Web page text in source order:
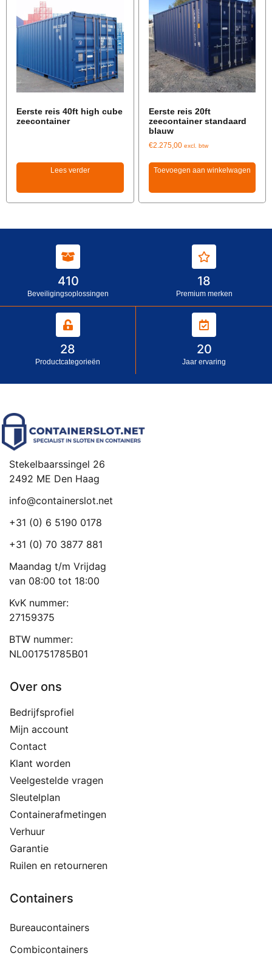
Eerste reis 40ft high cube
zeecontainer
Lees verder
Eerste reis 20ft
zeecontainer standaard
blauw
€2.275,00 excl. btw
Toevoegen aan winkelwagen
410
Beveiligingsoplossingen
18
Premium merken
28
Productcategorieën
20
Jaar ervaring
Stekelbaarssingel 26
2492 ME Den Haag
info@containerslot.net
+31 (0) 6 5190 0178
+31 (0) 70 3877 881
Maandag t/m Vrijdag
van 08:00 tot 18:00
KvK nummer:
27159375
BTW nummer:
NL001751785B01
Over ons
Bedrijfsprofiel
Mijn account
Contact
Klant worden
Veelgestelde vragen
Sleutelplan
Containerafmetingen
Verhuur
Garantie
Ruilen en retourneren
Containers
Bureaucontainers
Combicontainers